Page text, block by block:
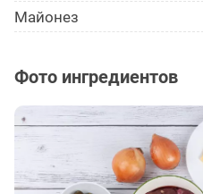
Майонез
Фото ингредиентов